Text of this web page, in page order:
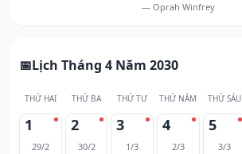
— Oprah Winfrey
Lịch Tháng 4 Năm 2030
THỨ HAI THỨ BA THỨ TƯ THỨ NĂM THỨ SÁU
1
29/2
2
30/2
3
1/3
4
2/3
5
3/3